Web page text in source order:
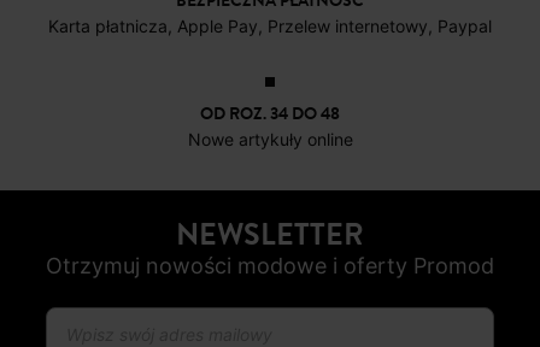
Karta płatnicza, Apple Pay, Przelew internetowy, Paypal
OD ROZ. 34 DO 48
Nowe artykuły online
NEWSLETTER
Otrzymuj nowości modowe i oferty Promod